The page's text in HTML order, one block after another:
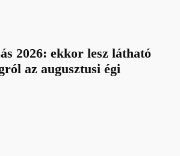
2026: ekkor lesz látható
az augusztusi égi